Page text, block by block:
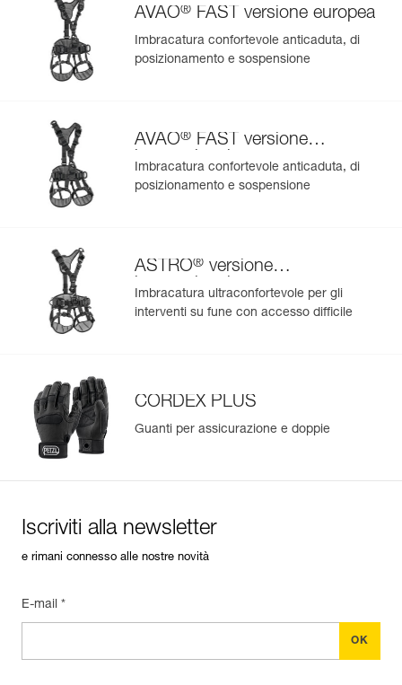
AVAO® FAST versione europea
Imbracatura confortevole anticaduta, di
posizionamento e sospensione
AVAO® FAST versione
internazionale
Imbracatura confortevole anticaduta, di
posizionamento e sospensione
ASTRO® versione
internazionale
Imbracatura ultraconfortevole per gli
interventi su fune con accesso difficile
CORDEX PLUS
Guanti per assicurazione e doppie
Iscriviti alla newsletter
e rimani connesso alle nostre novità
E-mail *